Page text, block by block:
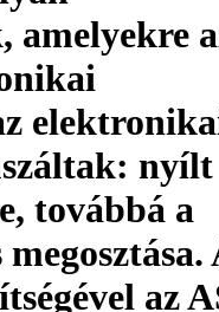
amelyekre
nyílt
továbbá a
az